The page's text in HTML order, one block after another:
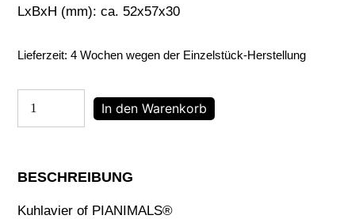
LxBxH (mm): ca. 52x57x30
Lieferzeit:4 Wochen wegen der Einzelstück-Herstellung
In den Warenkorb
BESCHREIBUNG
Kuhlavier of PIANIMALS®